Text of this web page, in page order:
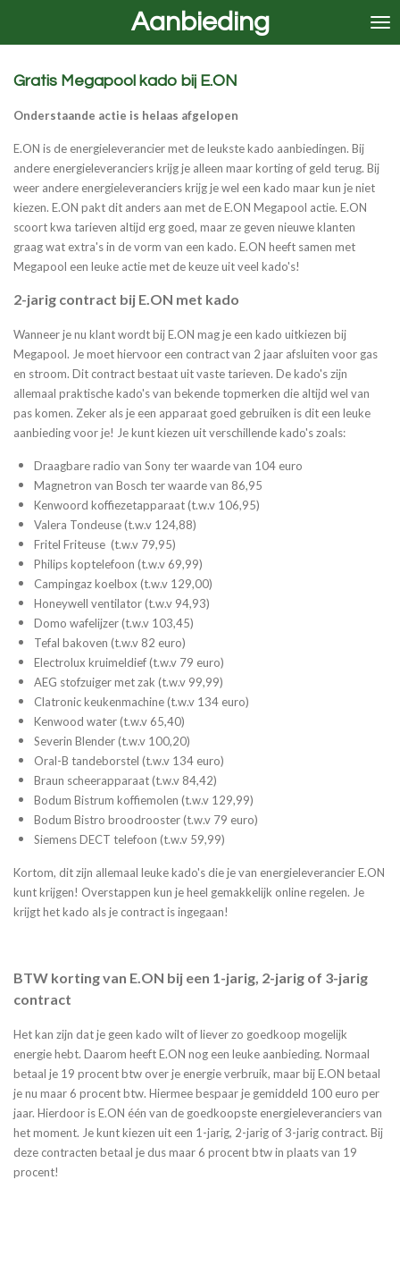
de
Aanbieding
Gratis Megapool kado bij E.ON
Onderstaande actie is helaas afgelopen
E.ON is de energieleverancier met de leukste kado aanbiedingen. Bij
andere energieleveranciers krijg je alleen maar korting of geld terug. Bij
weer andere energieleveranciers krijg je wel een kado maar kun je niet
kiezen. E.ON pakt dit anders aan met de E.ON Megapool actie. E.ON
scoort kwa tarieven altijd erg goed, maar ze geven nieuwe klanten
graag wat extra's in de vorm van een kado. E.ON heeft samen met
Megapool een leuke actie met de keuze uit veel kado's!
2-jarig contract bij E.ON met kado
Wanneer je nu klant wordt bij E.ON mag je een kado uitkiezen bij
Megapool. Je moet hiervoor een contract van 2 jaar afsluiten voor gas
en stroom. Dit contract bestaat uit vaste tarieven. De kado's zijn
allemaal praktische kado's van bekende topmerken die altijd wel van
pas komen. Zeker als je een apparaat goed gebruiken is dit een leuke
aanbieding voor je! Je kunt kiezen uit verschillende kado's zoals:
Draagbare radio van Sony ter waarde van 104 euro
Magnetron van Bosch ter waarde van 86,95
Kenwoord koffiezetapparaat (t.w.v 106,95)
Valera Tondeuse (t.w.v 124,88)
Fritel Friteuse (t.w.v 79,95)
Philips koptelefoon (t.w.v 69,99)
Campingaz koelbox (t.w.v 129,00)
Honeywell ventilator (t.w.v 94,93)
Domo wafelijzer (t.w.v 103,45)
Tefal bakoven (t.w.v 82 euro)
Electrolux kruimeldief (t.w.v 79 euro)
AEG stofzuiger met zak (t.w.v 99,99)
Clatronic keukenmachine (t.w.v 134 euro)
Kenwood water (t.w.v 65,40)
Severin Blender (t.w.v 100,20)
Oral-B tandeborstel (t.w.v 134 euro)
Braun scheerapparaat (t.w.v 84,42)
Bodum Bistrum koffiemolen (t.w.v 129,99)
Bodum Bistro broodrooster (t.w.v 79 euro)
Siemens DECT telefoon (t.w.v 59,99)
Kortom, dit zijn allemaal leuke kado's die je van energieleverancier E.ON
kunt krijgen! Overstappen kun je heel gemakkelijk online regelen. Je
krijgt het kado als je contract is ingegaan!
BTW korting van E.ON bij een 1-jarig, 2-jarig of 3-jarig
contract
Het kan zijn dat je geen kado wilt of liever zo goedkoop mogelijk
energie hebt. Daarom heeft E.ON nog een leuke aanbieding. Normaal
betaal je 19 procent btw over je energie verbruik, maar bij E.ON betaal
je nu maar 6 procent btw. Hiermee bespaar je gemiddeld 100 euro per
jaar. Hierdoor is E.ON één van de goedkoopste energieleveranciers van
het moment. Je kunt kiezen uit een 1-jarig, 2-jarig of 3-jarig contract. Bij
deze contracten betaal je dus maar 6 procent btw in plaats van 19
procent!